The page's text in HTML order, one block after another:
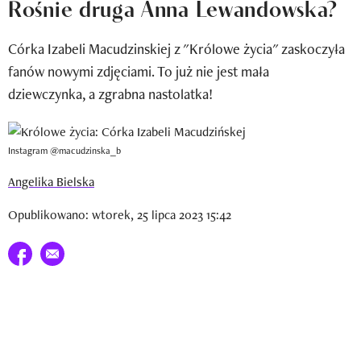
Newsletter
Wizaz Summer Influ School
Mój profil / Zarejestruj się
Rośnie druga Anna Lewandowska?
Córka Izabeli Macudzinskiej z "Królowe życia" zaskoczyła
fanów nowymi zdjęciami. To już nie jest mała
dziewczynka, a zgrabna nastolatka!
Instagram @macudzinska_b
Angelika Bielska
Opublikowano: wtorek, 25 lipca 2023 15:42
Udostępnij na facebook
E-mail do przyjaciela